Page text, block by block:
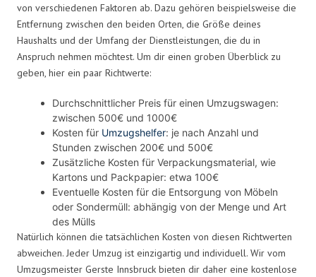
von verschiedenen Faktoren ab. Dazu gehören beispielsweise die
Entfernung zwischen den beiden Orten, die Größe deines
Haushalts und der Umfang der Dienstleistungen, die du in
Anspruch nehmen möchtest. Um dir einen groben Überblick zu
geben, hier ein paar Richtwerte:
Durchschnittlicher Preis für einen Umzugswagen:
zwischen 500€ und 1000€
Kosten für Umzugshelfer: je nach Anzahl und
Stunden zwischen 200€ und 500€
Zusätzliche Kosten für Verpackungsmaterial, wie
Kartons und Packpapier: etwa 100€
Eventuelle Kosten für die Entsorgung von Möbeln
oder Sondermüll: abhängig von der Menge und Art
des Mülls
Natürlich können die tatsächlichen Kosten von diesen Richtwerten
abweichen. Jeder Umzug ist einzigartig und individuell. Wir vom
Umzugsmeister Gerste Innsbruck bieten dir daher eine kostenlose